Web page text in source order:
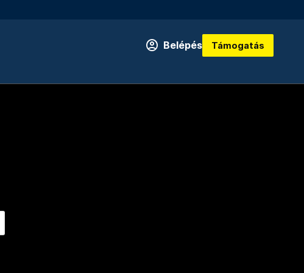
Belépés Támogatás